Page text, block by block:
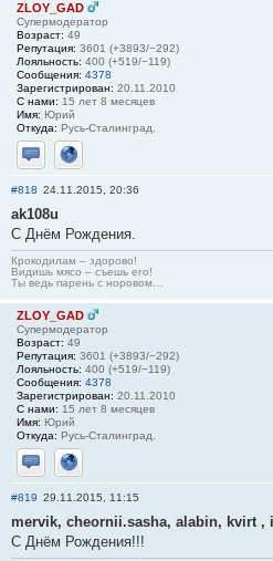
ZLOY_GAD
Супермодератор
Возраст: 49
Репутация: 3601 (+3893/−292)
Лояльность: 400 (+519/−119)
Сообщения: 4378
Зарегистрирован: 20.11.2010
С нами: 15 лет 8 месяцев
Имя: Юрий
Откуда: Русь-Сталинград.
Отправить личное сообщение
Сайт
#818 24.11.2015, 20:36
ak108u
С Днём Рождения.
Крокодилам – здорово!
Видишь мясо – съешь его!
Ты ведь парень с норовом…
ZLOY_GAD
Супермодератор
Возраст: 49
Репутация: 3601 (+3893/−292)
Лояльность: 400 (+519/−119)
Сообщения: 4378
Зарегистрирован: 20.11.2010
С нами: 15 лет 8 месяцев
Имя: Юрий
Откуда: Русь-Сталинград.
Отправить личное сообщение
Сайт
#819 29.11.2015, 11:15
mervik, cheornii.sasha, alabin, kvirt ,
С Днём Рождения!!!